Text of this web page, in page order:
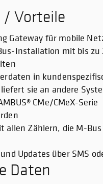
/ Vorteile
Gateway für mobile
Installation mit bis zu
in
sie an andere
CMe/CMeX-Serie
allen Zählern, die M-Bus
Updates über SMS
Daten